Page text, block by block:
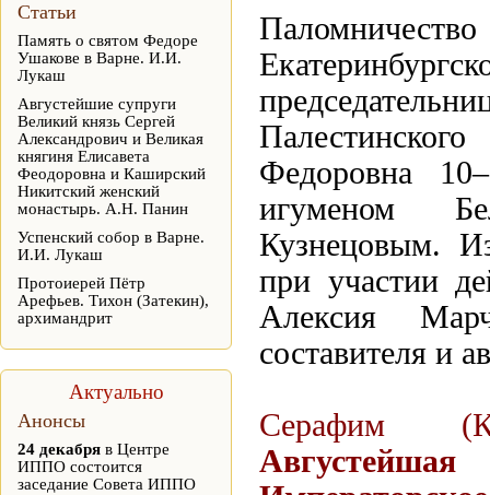
Статьи
Память о святом Федоре
Ушакове в Варне. И.И.
Лукаш
Августейшие супруги
Великий князь Сергей
Александрович и Великая
княгиня Елисавета
Феодоровна и Каширский
Никитский женский
монастырь. А.Н. Панин
Успенский собор в Варне.
И.И. Лукаш
Протоиерей Пётр
Арефьев. Тихон (Затекин),
архимандрит
Актуально
Анонсы
24 декабря в Центре
ИППО состоится
заседание Совета ИППО
Федоровна
игуменом
Кузнецовым.
при участии
Алексия
составителя и
Серафим